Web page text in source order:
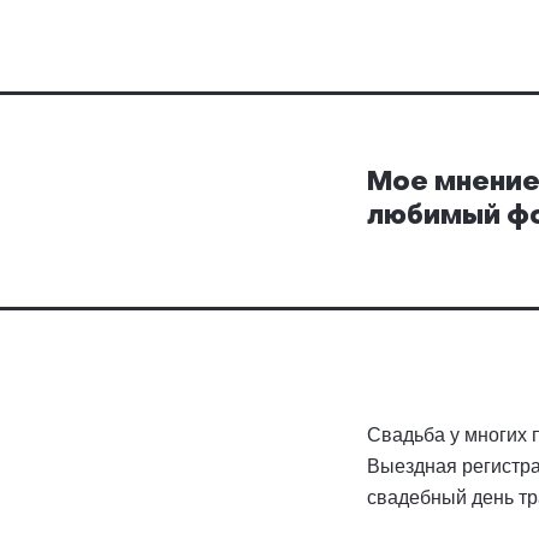
Мое
любимый
Свадьба у многих
Выездная
свадебный день